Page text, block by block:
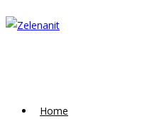
Skip
to
Home